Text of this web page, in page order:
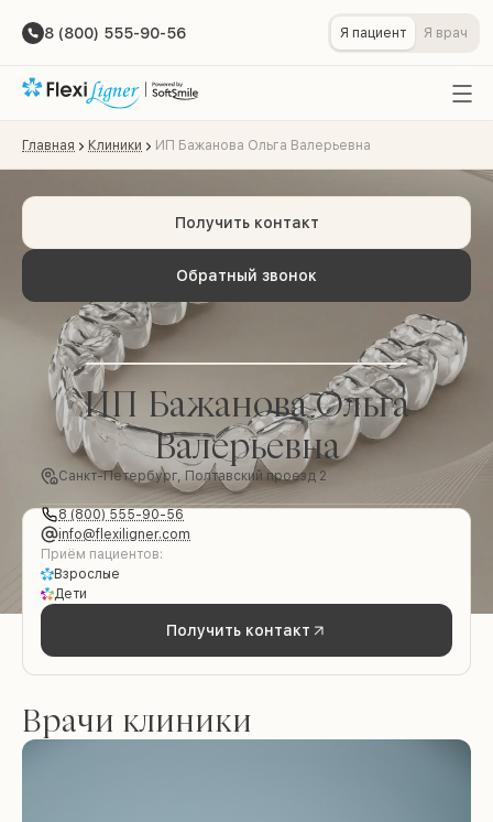
8 (800) 555-90-56 Я пациент Я врач
Главная Клиники ИП Бажанова Ольга Валерьевна
Обратный звонок
Получить контакт
ИП Бажанова Ольга
Валерьевна
Санкт-Петербург, Полтавский проезд 2
8 (800) 555-90-56
info@flexiligner.com
Приём пациентов:
Взрослые
Дети
Получить контакт
Врачи клиники